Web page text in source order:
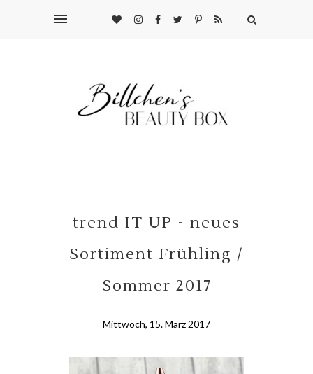
trend IT UP - neues
Sortiment Frühling /
Sommer 2017
Mittwoch, 15. März 2017